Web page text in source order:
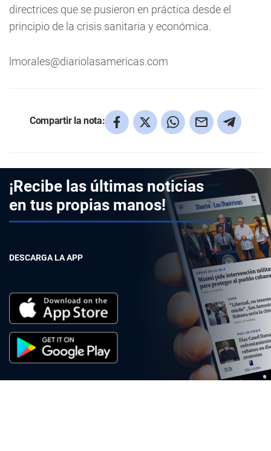
directrices que se pusieron en práctica desde el
principio de la crisis sanitaria y económica.
lmorales@diariolasamericas.com
Compartir la nota:
¡Recibe las últimas noticias
en tus propias manos!
DESCARGA LA APP